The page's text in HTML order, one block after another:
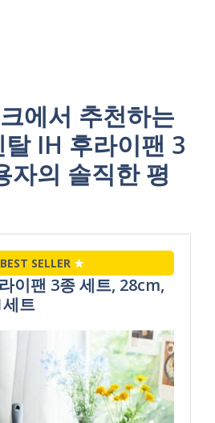
에서 추천하는
IH 후라이팬 3
자의 솔직한 평
BEST SELLER ★
이팬 3종 세트, 28cm,
트